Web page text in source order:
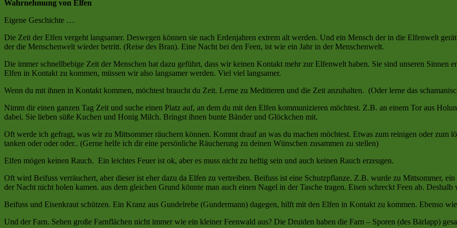
Wahrnehmung von Elfen
Eigene Geschichte …
Die Zeit der Elfen vergeht langsamer. Deswegen können sie nach Erdenjahren extrem alt werden. Und ein Mensch der in die Elfenwelt
der die Menschenwelt wieder betritt. (Reise des Bran). Eine Nacht bei den Feen, ist wie ein Jahr in der Menschenwelt.
Die immer schnellbebige Zeit der Menschen hat dazu geführt, dass wir keinen Kontakt mehr zur Elfenwelt haben. Sie sind unseren
Elfen in Kontakt zu kommen, müssen wir also langsamer werden. Viel viel langsamer.
Wenn du mit ihnen in Kontakt kommen, möchtest braucht du Zeit. Lerne zu Meditieren und die Zeit anzuhalten. (Oder lerne das
Nimm dir einen ganzen Tag Zeit und suche einen Platz auf, an dem du mit den Elfen kommunizieren möchtest. Z.B. an einem Tor aus
dabei. Sie lieben süße Kuchen und Honig Milch. Bringst ihnen bunte Bänder und Glöckchen mit.
Oft werde ich gefragt, was wir zu Mittsommer räuchern können. Kommt drauf an was du machen möchtest. Etwas zum reinigen oder zum
tanken oder oder oder.. (Gerne helfe ich dir eine persönliche Räucherung zu deinen Wünschen zusammen zu stellen)
Elfen mögen keinen Rauch. Ein leichtes Feuer ist ok, aber es muss nicht zu heftig sein und auch keinen Rauch erzeugen.
Oft wird Beifuss verräuchert, aber dieser ist eher dazu da Elfen zu vertreiben. Beifuss ist eine Schutzpflanze. Z.B. wurde zu Mittsommer,
der Nacht nicht holen kamen. aus dem gleichen Grund könnte man auch einen Nagel in der Tasche tragen. Eisen schreckt Feen ab.
Beifuss und Eisenkraut schützen. Ein Kranz aus Gundelrebe (Gundermann) dagegen, hilft mit den Elfen in Kontakt zu kommen. Ebenso
Und der Farn. Sehen große Farnflächen nicht immer wie ein kleiner Feenwald aus? Die Druiden haben die Farn – Sporen (des Bärlapp)